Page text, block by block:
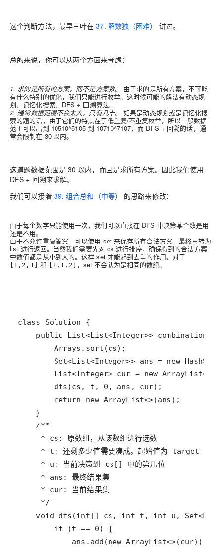
这个判断方法，最早三叶在37. 解数独（困难） 讲过。
总的来说，你可以从两个方面来考虑：
1. 求的是所有的方案，而不是方案数。
由于求的是所有方案，不可能
有什么特别的优化，我们只能进行枚举。这时候可能的解法有动态规
划、记忆化搜索、DFS + 回溯算法。
2. 通常数据范围不会太大，只有几十。
如果是动态规划或是记忆化搜
索的题的话，由于它们的特点在于低重复/不重复枚举，所以一般数据
范围可以出到 10510^5105到 10710^7107，而 DFS + 回溯的话，通
常会限制在 30 以内。
这道题数据范围是 30 以内，而且是求所有方案。因此我们使用
DFS + 回溯来求解。
我们可以接着 39. 组合总和（中等） 的思路来修改：
由于每个数字只能使用一次，我们可以直接在 DFS 中决策某个数是用
还是不用。
由于不允许重复答案，可以使用 set 来保存所有合法方案，最终再转为
list 进行返回。当然我们需要先对 cs 进行排序，确保得到的合法方案
中数值都是从小到大的。这样 set 才能起到去重的作用。对于
[1,2,1] 和 [1,1,2] ，set 不会认为是相同的数组。
     * ans: 最终结果集
     * cur: 当前结果集